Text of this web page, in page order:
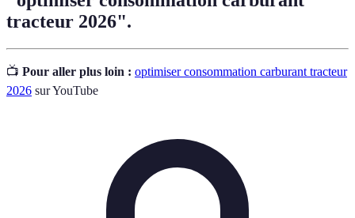
tracteur 2026".
📺 Pour aller plus loin : optimiser consommation carburant tracteur
2026 sur YouTube